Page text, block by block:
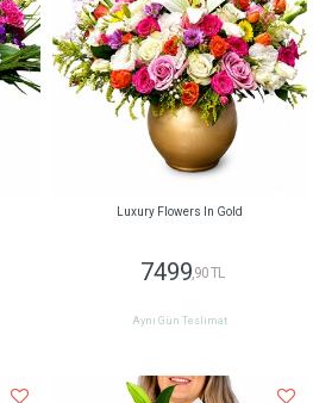
Luxury Flowers In Gold
7499 ,90 TL
Aynı Gün Teslimat